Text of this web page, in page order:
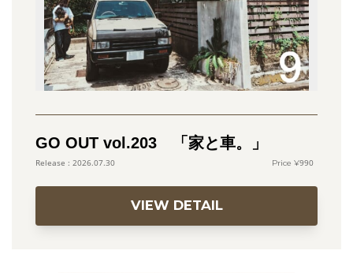
GO OUT vol.203 「家と車。」
2026.07.30 990
VIEW DETAIL